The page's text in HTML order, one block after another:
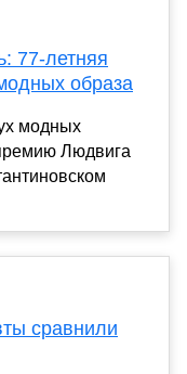
77-летняя
образа
модных
Людвига
сравнили